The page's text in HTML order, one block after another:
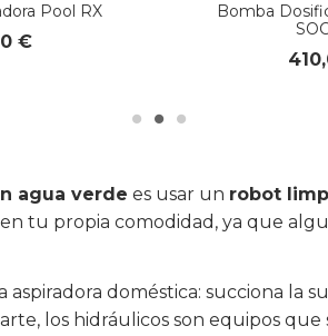
Pool RX
€
Bomba
agua verde es usar un robot
tu propia comodidad, ya que
doméstica: succiona la
los hidráulicos son equipos